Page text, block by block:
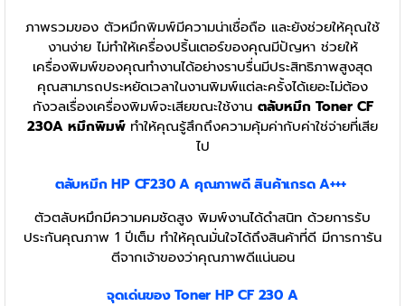
ภาพรวมของ ตัวหมึกพิมพ์มีความน่าเชื่อถือ และยังช่วยให้คุณใช้
งานง่าย ไม่ทำให้เครื่องปริ้นเตอร์ของคุณมีปัญหา ช่วยให้
เครื่องพิมพ์ของคุณทำงานได้อย่างราบรื่นมีประสิทธิภาพสูงสุด
คุณสามารถประหยัดเวลาในงานพิมพ์แต่ละครั้งได้เยอะไม่ต้อง
กังวลเรื่องเครื่องพิมพ์จะเสียขณะใช้งาน ตลับหมึก Toner CF
230A หมึกพิมพ์ ทำให้คุณรู้สึกถึงความคุ้มค่ากับค่าใช่จ่ายที่เสีย
ไป
ตลับหมึกHP CF230 A คุณภาพดี สินค้าเกรด A+++
ตัวตลับหมึกมีความคมชัดสูง พิมพ์งานได้ดำสนิท ด้วยการรับ
ประกันคุณภาพ 1 ปีเต็ม ทำให้คุณมั่นใจได้ถึงสินค้าที่ดี มีการการัน
ตีจากเจ้าของว่าคุณภาพดีแน่นอน
จุดเด่นของ TonerHP CF 230 A